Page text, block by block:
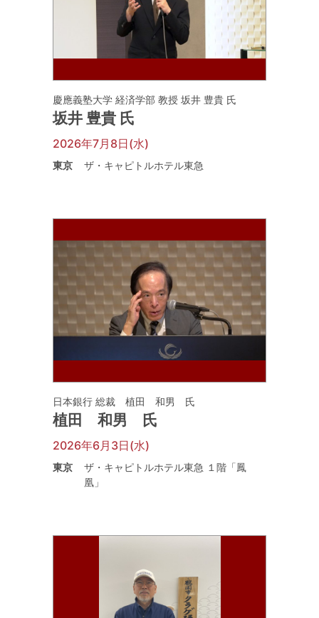
慶應義塾大学 経済学部 教授 坂井 豊貴 氏
坂井 豊貴 氏
2026年7月8日(水)
東京 ザ・キャピトルホテル東急
日本銀行 総裁 植田 和男 氏
植田 和男 氏
2026年6月3日(水)
東京
ザ・キャピトルホテル東急 １階「鳳
凰」